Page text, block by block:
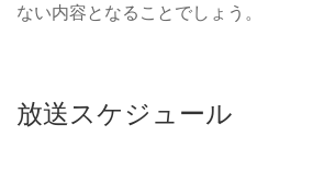
ない内容となることでしょう。
放送スケジュール